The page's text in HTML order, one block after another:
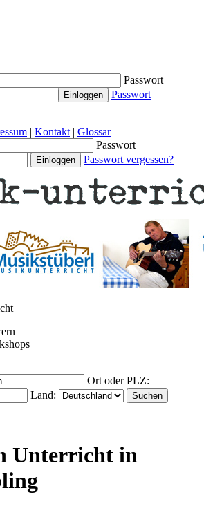
Passwort
Passwort
| Kontakt | Glossar
Passwort
Passwort vergessen?
Ort oder PLZ:
Land:
Unterricht in